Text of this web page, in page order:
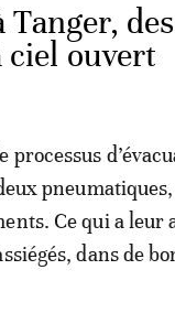
ciel ouvert
processus
Ce qui a leur
dans de